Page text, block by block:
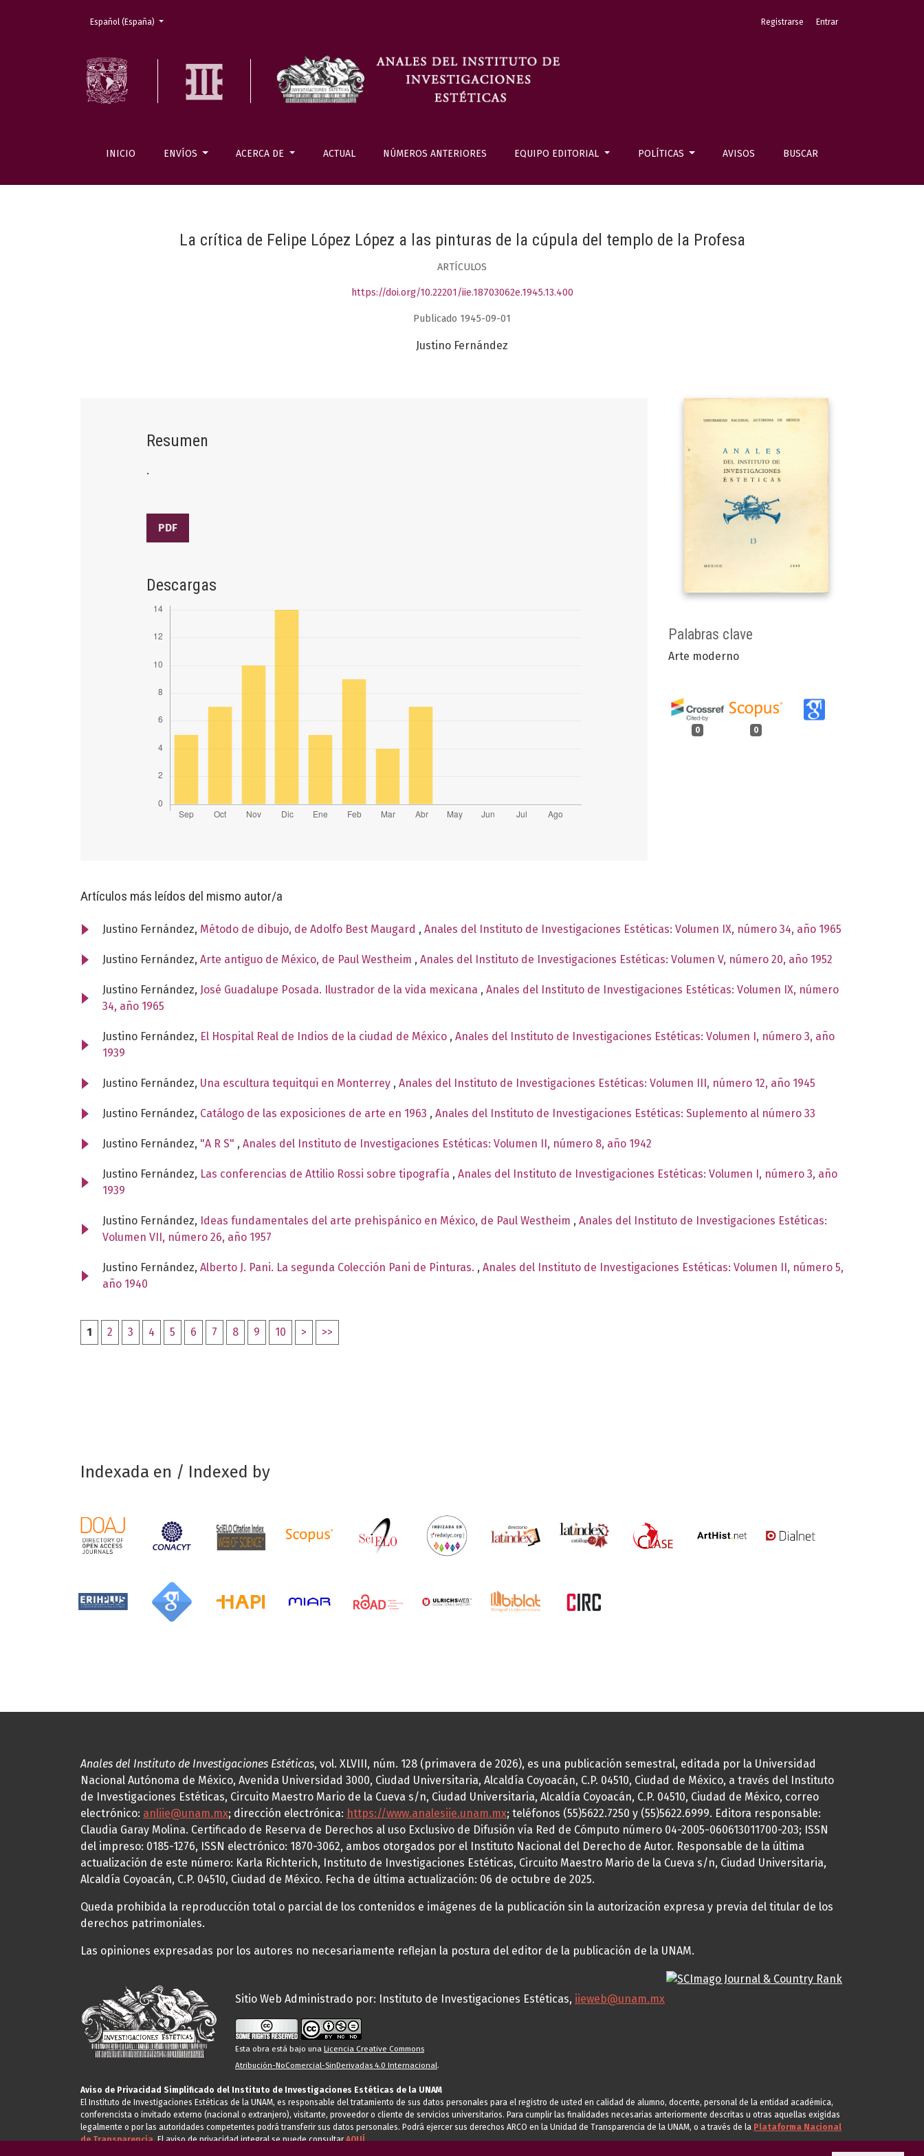
INICIO ENVÍOS ACERCA DE ACTUAL NÚMEROS ANTERIORES EQUIPO EDITORIAL POLÍTICAS AVISOS BUSCAR
Registrarse Entrar
Cambiar el idioma. El actual es:
Español (España)
La crítica de Felipe López López a las pinturas de la cúpula del templo de la Profesa
ARTÍCULOS
https://doi.org/10.22201/iie.18703062e.1945.13.400
Publicado 1945-09-01
Justino Fernández
Palabras clave
Arte moderno
0 0
Resumen
.
PDF
Descargas
Artículos más leídos del mismo autor/a
Justino Fernández, Método de dibujo, de Adolfo Best Maugard , Anales del Instituto de Investigaciones Estéticas: Volumen IX, número 34, año 1965
Justino Fernández, Arte antiguo de México, de Paul Westheim , Anales del Instituto de Investigaciones Estéticas: Volumen V, número 20, año 1952
Justino Fernández, José Guadalupe Posada. Ilustrador de la vida mexicana , Anales del Instituto de Investigaciones Estéticas: Volumen IX, número
34, año 1965
Justino Fernández, El Hospital Real de Indios de la ciudad de México , Anales del Instituto de Investigaciones Estéticas: Volumen I, número 3, año
1939
Justino Fernández, Una escultura tequitqui en Monterrey , Anales del Instituto de Investigaciones Estéticas: Volumen III, número 12, año 1945
Justino Fernández, Catálogo de las exposiciones de arte en 1963 , Anales del Instituto de Investigaciones Estéticas: Suplemento al número 33
Justino Fernández, "A R S" , Anales del Instituto de Investigaciones Estéticas: Volumen II, número 8, año 1942
Justino Fernández, Las conferencias de Attilio Rossi sobre tipografía , Anales del Instituto de Investigaciones Estéticas: Volumen I, número 3, año
1939
Justino Fernández, Ideas fundamentales del arte prehispánico en México, de Paul Westheim , Anales del Instituto de Investigaciones Estéticas:
Volumen VII, número 26, año 1957
Justino Fernández, Alberto J. Pani. La segunda Colección Pani de Pinturas. , Anales del Instituto de Investigaciones Estéticas: Volumen II, número 5,
año 1940
1 2 3 4 5 6 7 8 9 10 > >>
Indexada en / Indexed by
Anales del Instituto de Investigaciones Estéticas, vol. XLVIII, núm. 128 (primavera de 2026), es una publicación semestral, editada por la Universidad
Nacional Autónoma de México, Avenida Universidad 3000, Ciudad Universitaria, Alcaldía Coyoacán, C.P. 04510, Ciudad de México, a través del Instituto
de Investigaciones Estéticas, Circuito Maestro Mario de la Cueva s/n, Ciudad Universitaria, Alcaldía Coyoacán, C.P. 04510, Ciudad de México, correo
electrónico: anliie@unam.mx; dirección electrónica: https://www.analesiie.unam.mx; teléfonos (55)5622.7250 y (55)5622.6999. Editora responsable:
Claudia Garay Molina. Certificado de Reserva de Derechos al uso Exclusivo de Difusión vía Red de Cómputo número 04-2005-060613011700-203; ISSN
del impreso: 0185-1276, ISSN electrónico: 1870-3062, ambos otorgados por el Instituto Nacional del Derecho de Autor. Responsable de la última
actualización de este número: Karla Richterich, Instituto de Investigaciones Estéticas, Circuito Maestro Mario de la Cueva s/n, Ciudad Universitaria,
Alcaldía Coyoacán, C.P. 04510, Ciudad de México. Fecha de última actualización: 06 de octubre de 2025.
Queda prohibida la reproducción total o parcial de los contenidos e imágenes de la publicación sin la autorización expresa y previa del titular de los
derechos patrimoniales.
Las opiniones expresadas por los autores no necesariamente reflejan la postura del editor de la publicación de la UNAM.
Sitio Web Administrado por: Instituto de Investigaciones Estéticas, iieweb@unam.mx
Esta obra está bajo una Licencia Creative Commons
Atribución-NoComercial-SinDerivadas 4.0 Internacional.
Aviso de Privacidad Simplificado del Instituto de Investigaciones Estéticas de la UNAM
El Instituto de Investigaciones Estéticas de la UNAM, es responsable del tratamiento de sus datos personales para el registro de usted en calidad de alumno, docente, personal de la entidad académica,
conferencista o invitado externo (nacional o extranjero), visitante, proveedor o cliente de servicios universitarios. Para cumplir las finalidades necesarias anteriormente descritas u otras aquellas exigidas
legalmente o por las autoridades competentes podrá transferir sus datos personales. Podrá ejercer sus derechos ARCO en la Unidad de Transparencia de la UNAM, o a través de la Plataforma Nacional
de Transparencia.El aviso de privacidad integral se puede consultarAQUÍ